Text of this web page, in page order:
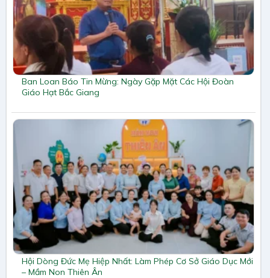
Ban Loan Báo Tin Mừng: Ngày Gặp Mặt Các Hội Đoàn
Giáo Hạt Bắc Giang
Hội Dòng Đức Mẹ Hiệp Nhất: Làm Phép Cơ Sở Giáo Dục Mới
– Mầm Non Thiên Ân